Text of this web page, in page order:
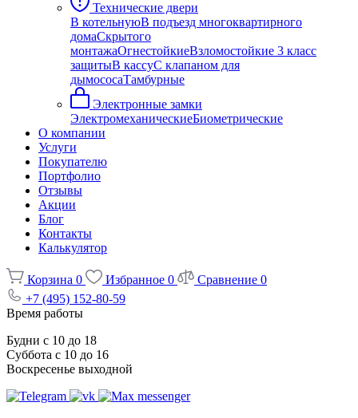
Технические двери
В котельнуюВ подъезд многоквартирного
домаСкрытого
монтажаОгнестойкиеВзломостойкие 3 класс
защитыВ кассуС клапаном для
дымососаТамбурные
Электронные замки
ЭлектромеханическиеБиометрические
О компании
Услуги
Покупателю
Портфолио
Отзывы
Акции
Блог
Контакты
Калькулятор
Корзина 0 Избранное 0 Сравнение 0
+7 (495) 152-80-59
Время работы
Будни с 10 до 18
Суббота с 10 до 16
Воскресенье выходной